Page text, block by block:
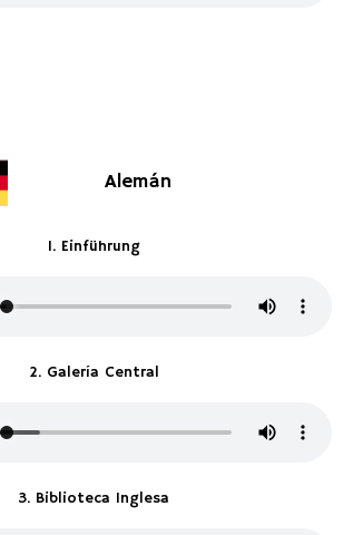
Alemán
1. Einführung
2. Galería Central
3. Biblioteca Inglesa